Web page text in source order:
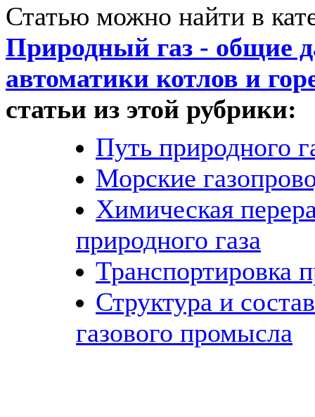
Статью можно найти в
Природный газ - общие
автоматики котлов и
статьи из этой рубрики:
Путь природного
Морские
Химическая
природного газа
Транспортировка
Структура и
газового промысла